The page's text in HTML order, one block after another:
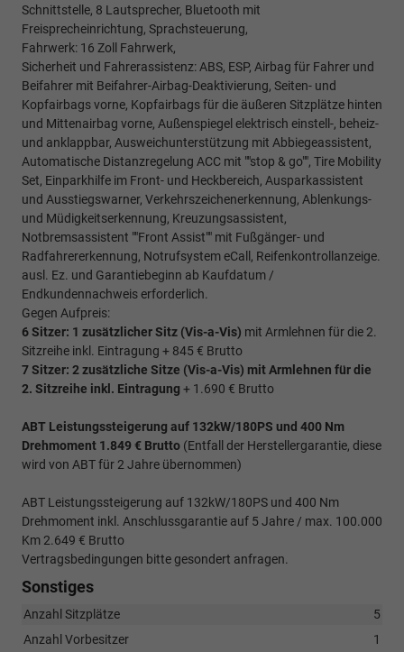
Schnittstelle, 8 Lautsprecher, Bluetooth mit
Freisprecheinrichtung, Sprachsteuerung,
Fahrwerk: 16 Zoll Fahrwerk,
Sicherheit und Fahrerassistenz: ABS, ESP, Airbag für Fahrer und
Beifahrer mit Beifahrer-Airbag-Deaktivierung, Seiten- und
Kopfairbags vorne, Kopfairbags für die äußeren Sitzplätze hinten
und Mittenairbag vorne, Außenspiegel elektrisch einstell-, beheiz-
und anklappbar, Ausweichunterstützung mit Abbiegeassistent,
Automatische Distanzregelung ACC mit ""stop & go"", Tire Mobility
Set, Einparkhilfe im Front- und Heckbereich, Ausparkassistent
und Ausstiegswarner, Verkehrszeichenerkennung, Ablenkungs-
und Müdigkeitserkennung, Kreuzungsassistent,
Notbremsassistent ""Front Assist"" mit Fußgänger- und
Radfahrererkennung, Notrufsystem eCall, Reifenkontrollanzeige.
ausl. Ez. und Garantiebeginn ab Kaufdatum /
Endkundennachweis erforderlich.
Gegen Aufpreis:
6 Sitzer: 1 zusätzlicher Sitz (Vis-a-Vis) mit Armlehnen für die 2.
Sitzreihe inkl. Eintragung + 845 € Brutto
7 Sitzer: 2 zusätzliche Sitze (Vis-a-Vis) mit Armlehnen für die
2. Sitzreihe inkl. Eintragung + 1.690 € Brutto
ABT Leistungssteigerung auf 132kW/180PS und 400 Nm
Drehmoment 1.849 € Brutto (Entfall der Herstellergarantie, diese
wird von ABT für 2 Jahre übernommen)
ABT Leistungssteigerung auf 132kW/180PS und 400 Nm
Drehmoment inkl. Anschlussgarantie auf 5 Jahre / max. 100.000
Km 2.649 € Brutto
Vertragsbedingungen bitte gesondert anfragen.
Sonstiges
Anzahl Sitzplätze
5
Anzahl Vorbesitzer
1